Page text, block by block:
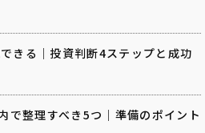
きる｜投資判断4ステップと成功
整理すべき5つ｜準備のポイント